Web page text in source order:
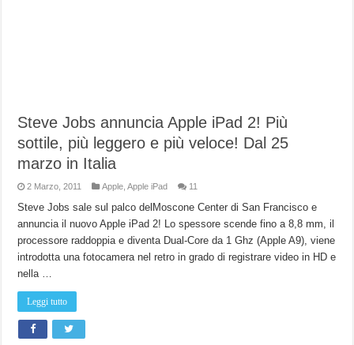
Steve Jobs annuncia Apple iPad 2! Più
sottile, più leggero e più veloce! Dal 25
marzo in Italia
2 Marzo, 2011 Apple ,Apple iPad 11
Steve Jobs sale sul palco delMoscone Center di San Francisco e
annuncia il nuovo Apple iPad 2! Lo spessore scende fino a 8,8 mm, il
processore raddoppia e diventa Dual-Core da 1 Ghz (Apple A9), viene
introdotta una fotocamera nel retro in grado di registrare video in HD e
nella …
Leggi tutto